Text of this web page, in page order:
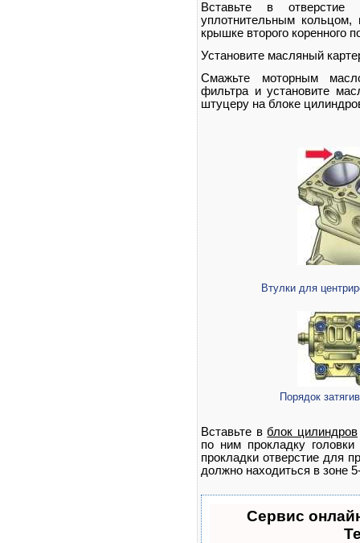
Вставьте в отверстие
уплотнительным кольцом,
крышке второго коренного
Установите масляный
Смажьте моторным
фильтра и установите
штуцеру на блоке
Втулки для
Порядок
Вставьте вблок цилиндров
по ним прокладку
прокладки отверстие для
должно находиться в зоне
Сервис